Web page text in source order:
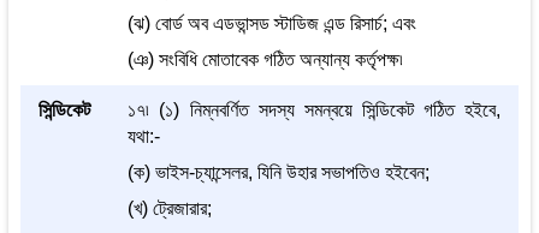
(ঝ) বোর্ড অব এডভান্সড স্টাডিজ এন্ড রিসার্চ; এবং
(ঞ) সংবিধি মোতাবেক গঠিত অন্যান্য কর্তৃপক্ষ৷
সিন্ডিকেট
১৭৷ (১) নিম্নবর্ণিত সদস্য সমন্বয়ে সিন্ডিকেট গঠিত হইবে,
যথা:-
(ক) ভাইস-চ্যান্সেলর, যিনি উহার সভাপতিও হইবেন;
(খ) ট্রেজারার;